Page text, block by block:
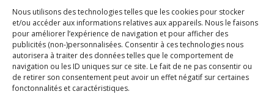
Nous utilisons des technologies telles que les cookies pour stocker
et/ou accéder aux informations relatives aux appareils. Nous le faisons
pour améliorer l’expérience de navigation et pour afficher des
publicités (non-)personnalisées. Consentir à ces technologies nous
autorisera à traiter des données telles que le comportement de
navigation ou les ID uniques sur ce site. Le fait de ne pas consentir ou
de retirer son consentement peut avoir un effet négatif sur certaines
fonctonnalités et caractéristiques.
Tennis
Tennis de Table
Tous les Sports
Triathlon
Voile